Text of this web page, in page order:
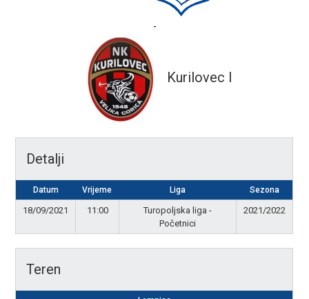
-
Kurilovec I
Detalji
Datum Vrijeme Liga Sezona
18/09/2021 11:00
Turopoljska liga -
Početnici
2021/2022
Teren